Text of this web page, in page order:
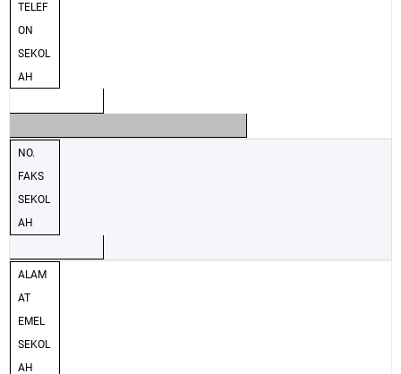
TELEF
ON
SEKOL
AH
NO.
FAKS
SEKOL
AH
ALAM
AT
EMEL
SEKOL
AH